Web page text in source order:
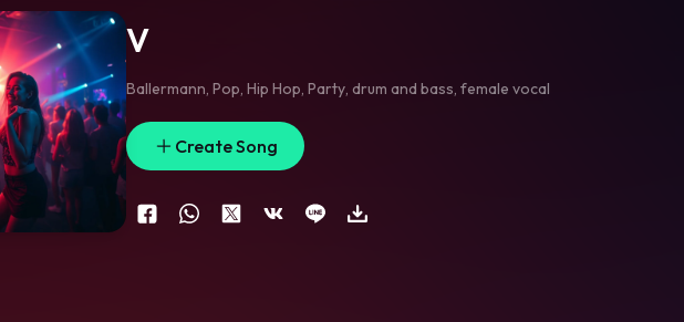
V
Ballermann, Pop, Hip Hop, Party, drum and bass, female vocal
Create Song